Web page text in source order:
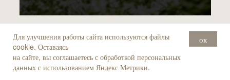
Для улучшения работы сайта используются файлы
cookie. Оставаясь
на сайте, вы соглашаетесь с обработкой персональных
данных с использованием Яндекс Метрики.
ок
Участвуйте в закрытом